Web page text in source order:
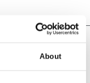
About